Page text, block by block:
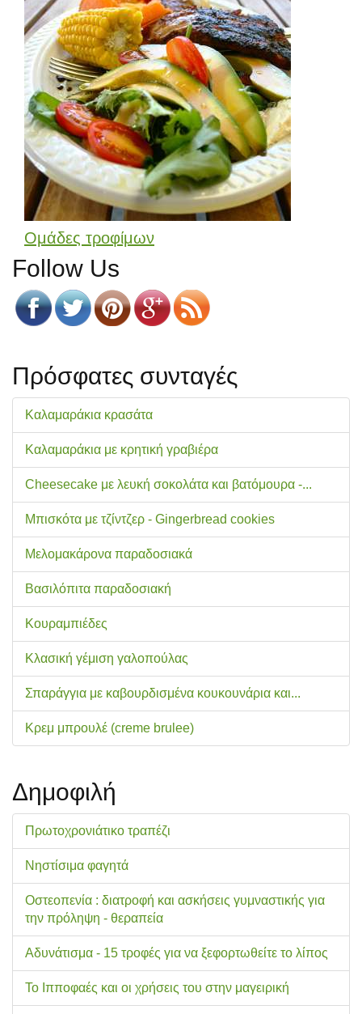
Ομάδες τροφίμων
Follow Us
Πρόσφατες συνταγές
Καλαμαράκια κρασάτα
Καλαμαράκια με κρητική γραβιέρα
Cheesecake με λευκή σοκολάτα και βατόμουρα -...
Μπισκότα με τζίντζερ - Gingerbread cookies
Μελομακάρονα παραδοσιακά
Βασιλόπιτα παραδοσιακή
Κουραμπιέδες
Κλασική γέμιση γαλοπούλας
Σπαράγγια με καβουρδισμένα κουκουνάρια και...
Κρεμ μπρουλέ (creme brulee)
Δημοφιλή
Πρωτοχρονιάτικο τραπέζι
Νηστίσιμα φαγητά
Οστεοπενία : διατροφή και ασκήσεις γυμναστικής για
την πρόληψη - θεραπεία
Αδυνάτισμα - 15 τροφές για να ξεφορτωθείτε το λίπος
Το Ιπποφαές και οι χρήσεις του στην μαγειρική